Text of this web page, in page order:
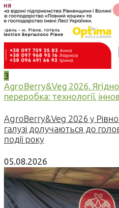
3
AgroBerry&Veg 2026.
переробка: технології,
AgroBerry&Veg 2026 у
галузі долучаються до
події року
05.08.2026